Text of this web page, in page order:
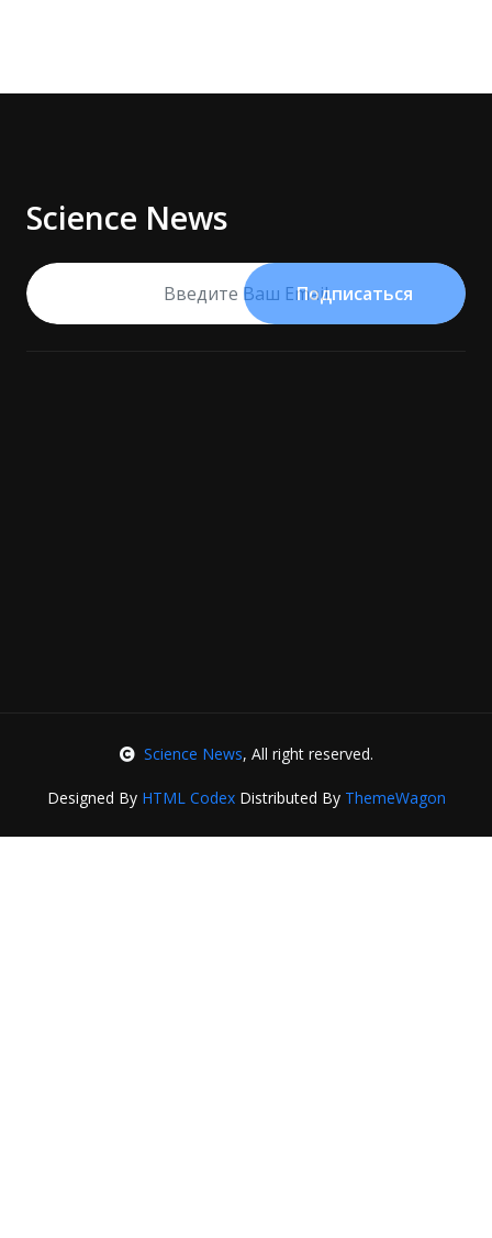
Science News
Подписаться
Science News, All right reserved.
Designed By HTML CodexDistributed By ThemeWagon